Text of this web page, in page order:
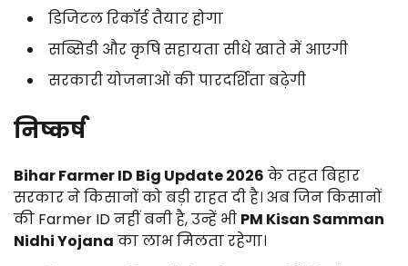
डिजिटलरिकॉर्डतैयारहोगा
सब्सिडी औरकृषिसहायतासीधेखातेमें आएगी
सरकारीयोजनाओंकीपारदर्शिताबढ़ेगी
निष्कर्ष
BiharFarmerID Big Update2026 केतहतबिहार
सरकारनेकिसानोंकोबड़ीराहतदीहै। अबजिनकिसानों
की Farmer IDनहींबनीहै,उन्हें भी PM Kisan Samman
NidhiYojana कालाभमिलतारहेगा।